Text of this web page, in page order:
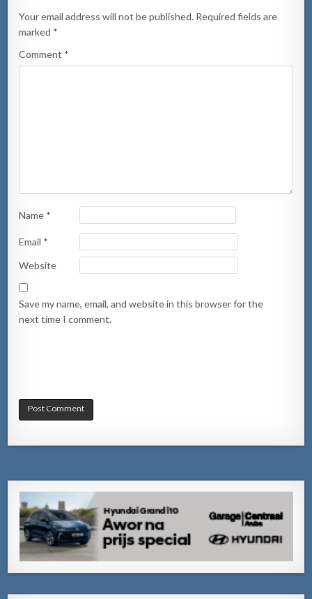
Your email address will not be published. Required fields are
marked *
Comment *
Name *
Email *
Website
Save my name, email, and website in this browser for the
next time I comment.